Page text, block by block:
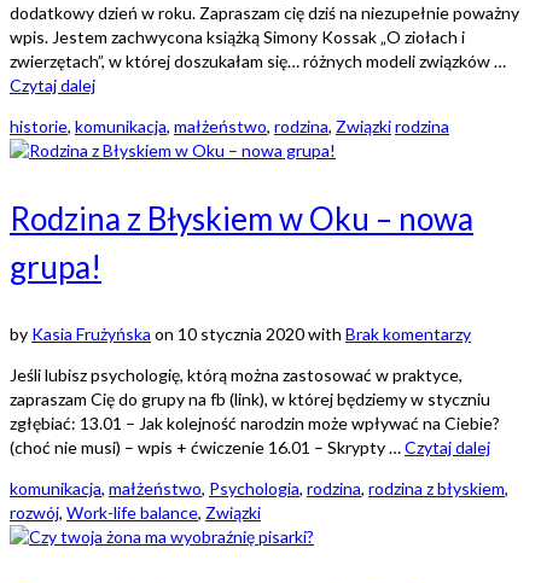
dodatkowy dzień w roku. Zapraszam cię dziś na niezupełnie poważny
wpis. Jestem zachwycona książką Simony Kossak „O ziołach i
zwierzętach”, w której doszukałam się… różnych modeli związków …
Czytaj dalej
historie, komunikacja, małżeństwo, rodzina, Związkirodzina
Rodzina z Błyskiem w Oku – nowa
grupa!
by Kasia Frużyńska on 10 stycznia 2020with Brak komentarzy
Jeśli lubisz psychologię, którą można zastosować w praktyce,
zapraszam Cię do grupy na fb (link), w której będziemy w styczniu
zgłębiać: 13.01 – Jak kolejność narodzin może wpływać na Ciebie?
(choć nie musi) – wpis + ćwiczenie 16.01 – Skrypty …Czytaj dalej
komunikacja, małżeństwo, Psychologia, rodzina, rodzina z błyskiem,
rozwój, Work-life balance, Związki